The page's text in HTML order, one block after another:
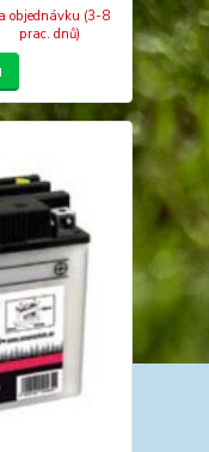
objednávku (3-8
prac. dnů)